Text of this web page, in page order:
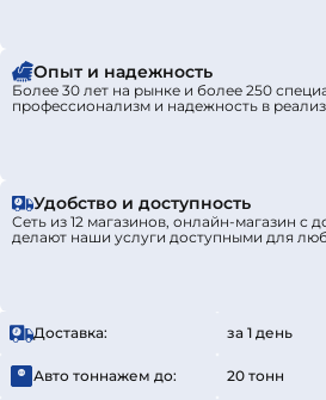
Опыт и надежность
Более 30 лет на рынке и более 250
профессионализм и надежность в
Удобство и доступность
Сеть из 12 магазинов, онлайн-магазин с
делают наши услуги доступными для
Доставка: за 1 день
Авто тоннажем до: 20 тонн